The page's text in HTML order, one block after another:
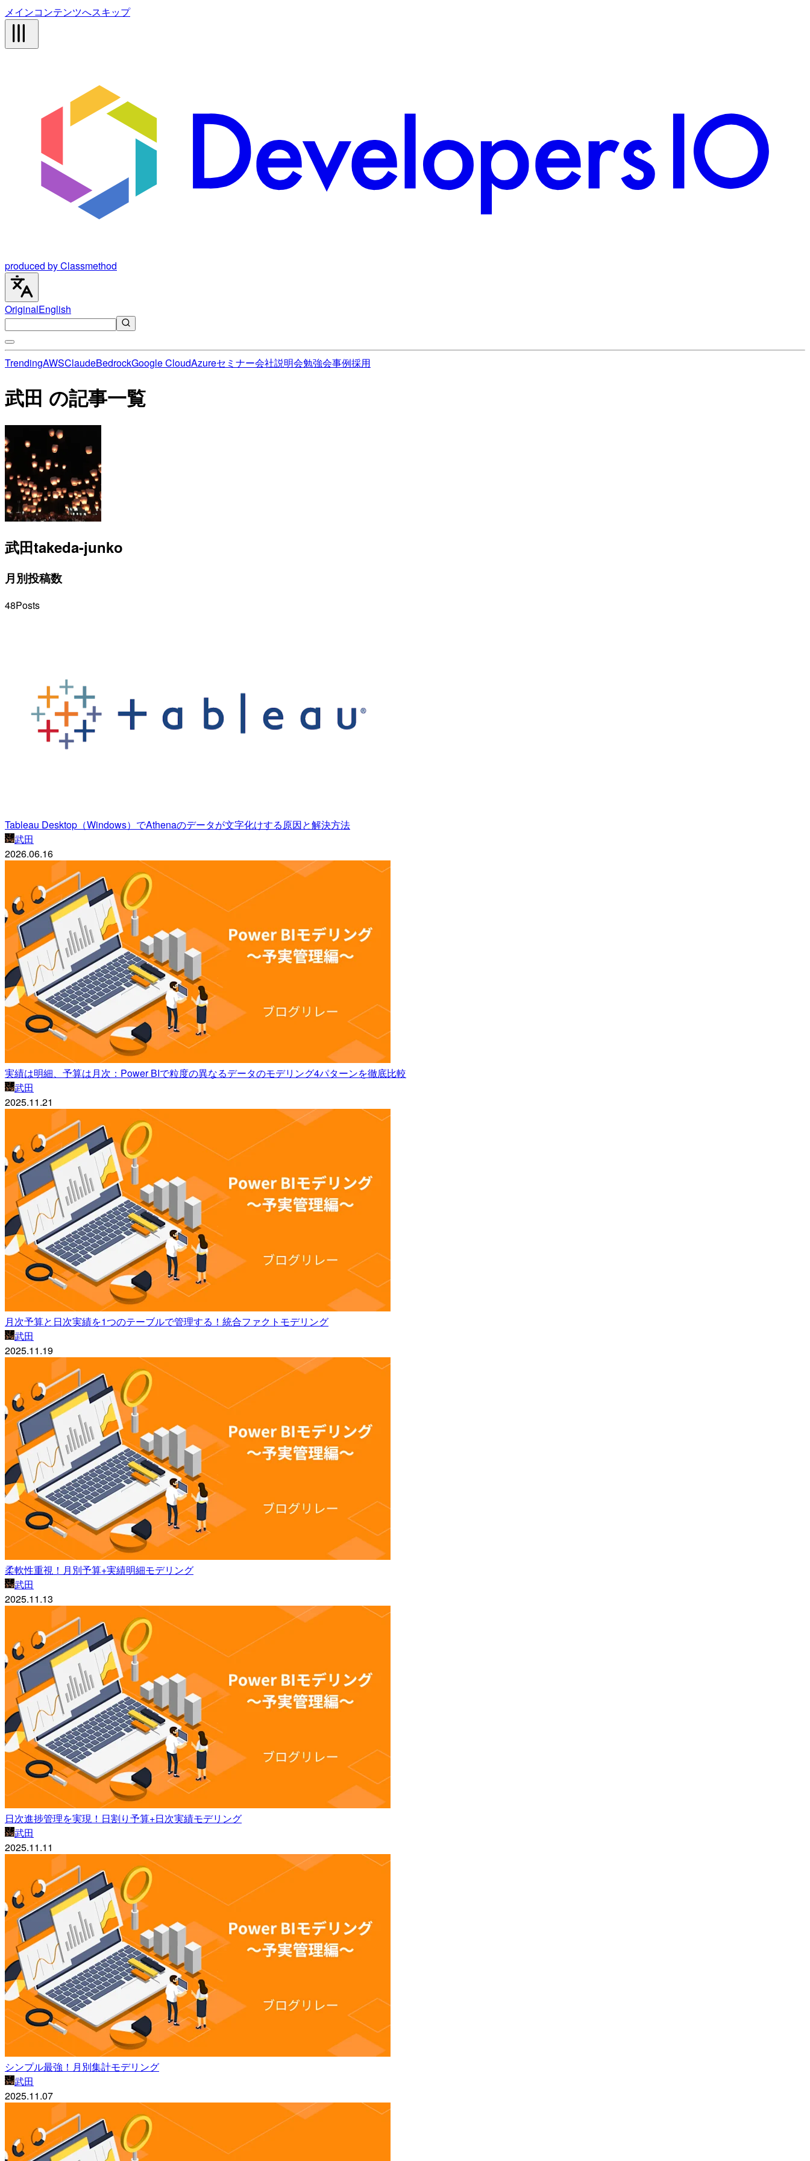
メインコンテンツへスキップ
produced by Classmethod
OriginalEnglish
TrendingAWSClaudeBedrockGoogle CloudAzureセミナー会社説明会勉強会事例採用
武田 の記事一覧
武田takeda-junko
月別投稿数
48Posts
Tableau Desktop（Windows）でAthenaのデータが文字化けする原因と解決方法
武田
2026.06.16
実績は明細、予算は月次：Power BIで粒度の異なるデータのモデリング4パターンを徹底比較
武田
2025.11.21
月次予算と日次実績を1つのテーブルで管理する！統合ファクトモデリング
武田
2025.11.19
柔軟性重視！月別予算+実績明細モデリング
武田
2025.11.13
日次進捗管理を実現！日割り予算+日次実績モデリング
武田
2025.11.11
シンプル最強！月別集計モデリング
武田
2025.11.07